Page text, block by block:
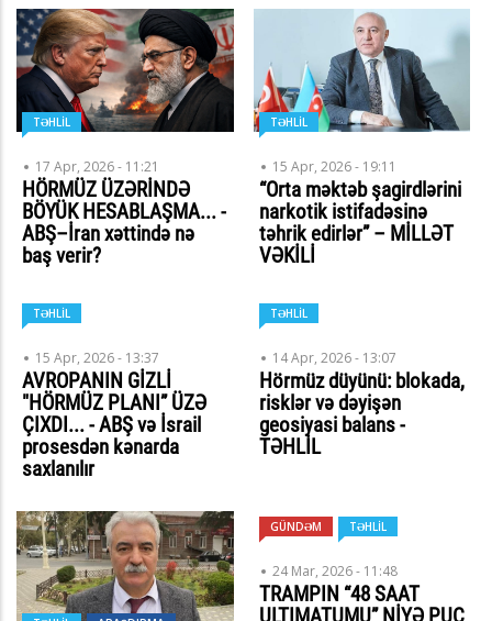
TƏHLİL
17 Apr, 2026 - 11:21
HÖRMÜZ ÜZƏRİNDƏ
BÖYÜK HESABLAŞMA... -
ABŞ–İran xəttində nə
baş verir?
TƏHLİL
15 Apr, 2026 - 19:11
“Orta məktəb şagirdlərini
narkotik istifadəsinə
təhrik edirlər” – MİLLƏT
VƏKİLİ
TƏHLİL
15 Apr, 2026 - 13:37
AVROPANIN GİZLİ
"HÖRMÜZ PLANI” ÜZƏ
ÇIXDI... - ABŞ və İsrail
prosesdən kənarda
saxlanılır
TƏHLİL
14 Apr, 2026 - 13:07
Hörmüz düyünü: blokada,
risklər və dəyişən
geosiyasi balans -
TƏHLİL
GÜNDƏM TƏHLİL
24 Mar, 2026 - 11:48
TRAMPIN “48 SAAT
ULTIMATUMU” NİYƏ PUÇ